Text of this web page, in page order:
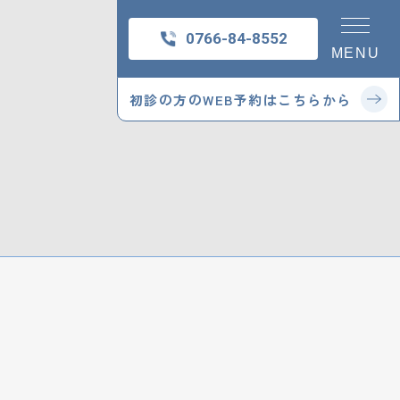
0766-84-8552
MENU
初診の方のWEB予約はこちらから